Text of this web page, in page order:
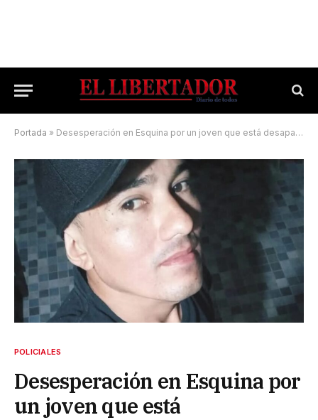
Portada » Desesperación en Esquina por un joven que está desaparecido hace cuatro días
POLICIALES
Desesperación en Esquina por
un joven que está